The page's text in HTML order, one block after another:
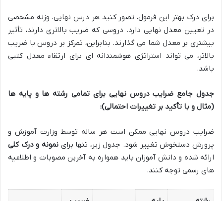
برای درک بهتر این فرمول، تصور کنید هر درس نهایی، وزنه مشخصی
در تعیین معدل نهایی دارد. دروسی که ضریب بالاتری دارند، تأثیر
بیشتری بر معدل شما می گذارند. بنابراین، تمرکز بر دروس با ضریب
بالاتر، می تواند استراتژی هوشمندانه ای برای ارتقاء معدل کتبی
باشد.
جدول جامع ضرایب دروس نهایی برای تمامی رشته ها و پایه ها
(مثال و با تأکید بر تغییرات احتمالی):
ضرایب دروس نهایی ممکن است هر ساله توسط وزارت آموزش و
پرورش دستخوش تغییر شود. جدول زیر، تنها براینمونه و درک کلی
ارائه شده و دانش آموزان باید همواره به آخرین مصوبات و اطلاعیه
های رسمی توجه کنند.